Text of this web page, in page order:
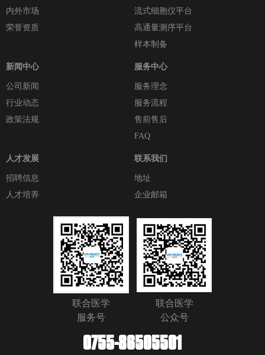
内外市场
荣誉资质
流式细胞仪平台
高通量测序平台
样本制备
新闻中心
公司新闻
行业动态
政策法规
服务中心
服务理念
服务流程
售前售后
FAQ
人才发展
招聘信息
人才培养
联系我们
地址
企业邮箱
联合医学
服务号
联合医学
公众号
0755-86505501